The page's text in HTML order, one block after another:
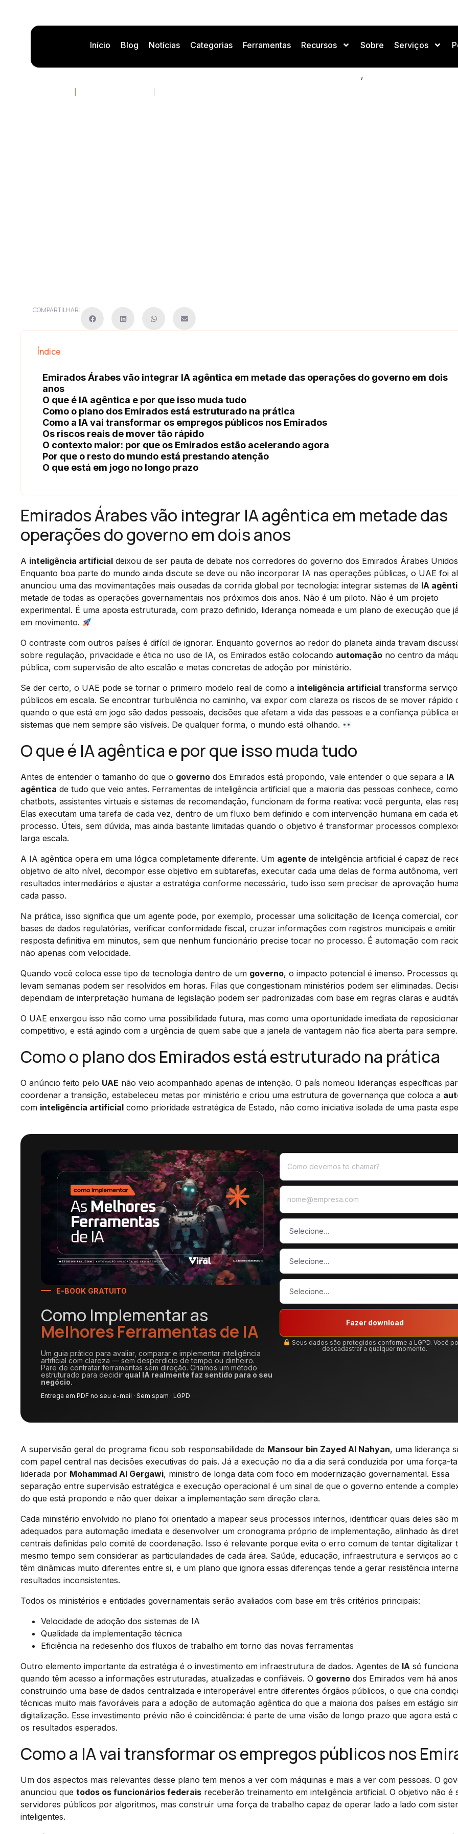
Início Blog Notícias Categorias Ferramentas Recursos Sobre Serviços
Automação com IA no Governo dos
,
COMPARTILHAR:
Índice
Emirados Árabes vão integrar IA agêntica em metade das operações do governo em dois
anos
O que é IA agêntica e por que isso muda tudo
Como o plano dos Emirados está estruturado na prática
Como a IA vai transformar os empregos públicos nos Emirados
Os riscos reais de mover tão rápido
O contexto maior: por que os Emirados estão acelerando agora
Por que o resto do mundo está prestando atenção
O que está em jogo no longo prazo
Emirados Árabes vão integrar IA agêntica em metade das
operações do governo em dois anos
A inteligência artificial deixou de ser pauta de debate nos corredores do governo dos Emirados Árabes
Enquanto boa parte do mundo ainda discute se deve ou não incorporar IA nas operações públicas, o UAE foi
anunciou uma das movimentações mais ousadas da corrida global por tecnologia: integrar sistemas de IA
metade de todas as operações governamentais nos próximos dois anos. Não é um piloto. Não é um projeto
experimental. É uma aposta estruturada, com prazo definido, liderança nomeada e um plano de execução que
em movimento.
O contraste com outros países é difícil de ignorar. Enquanto governos ao redor do planeta ainda travam
sobre regulação, privacidade e ética no uso de IA, os Emirados estão colocando automação no centro da
pública, com supervisão de alto escalão e metas concretas de adoção por ministério.
Se der certo, o UAE pode se tornar o primeiro modelo real de como a inteligência artificial transforma
públicos em escala. Se encontrar turbulência no caminho, vai expor com clareza os riscos de se mover rápido
quando o que está em jogo são dados pessoais, decisões que afetam a vida das pessoas e a confiança pública
sistemas que nem sempre são visíveis. De qualquer forma, o mundo está olhando.
O que é IA agêntica e por que isso muda tudo
Antes de entender o tamanho do que o governo dos Emirados está propondo, vale entender o que separa a IA
agêntica de tudo que veio antes. Ferramentas de inteligência artificial que a maioria das pessoas conhece, como
chatbots, assistentes virtuais e sistemas de recomendação, funcionam de forma reativa: você pergunta, elas
Elas executam uma tarefa de cada vez, dentro de um fluxo bem definido e com intervenção humana em cada
processo. Úteis, sem dúvida, mas ainda bastante limitadas quando o objetivo é transformar processos
larga escala.
A IA agêntica opera em uma lógica completamente diferente. Um agente de inteligência artificial é capaz de
objetivo de alto nível, decompor esse objetivo em subtarefas, executar cada uma delas de forma autônoma,
resultados intermediários e ajustar a estratégia conforme necessário, tudo isso sem precisar de aprovação
cada passo.
Na prática, isso significa que um agente pode, por exemplo, processar uma solicitação de licença comercial,
bases de dados regulatórias, verificar conformidade fiscal, cruzar informações com registros municipais e emitir
resposta definitiva em minutos, sem que nenhum funcionário precise tocar no processo. É automação com
não apenas com velocidade.
Quando você coloca esse tipo de tecnologia dentro de um governo, o impacto potencial é imenso. Processos
levam semanas podem ser resolvidos em horas. Filas que congestionam ministérios podem ser eliminadas.
dependiam de interpretação humana de legislação podem ser padronizadas com base em regras claras e
O UAE enxergou isso não como uma possibilidade futura, mas como uma oportunidade imediata de
competitivo, e está agindo com a urgência de quem sabe que a janela de vantagem não fica aberta para sempre.
Como o plano dos Emirados está estruturado na prática
O anúncio feito pelo UAE não veio acompanhado apenas de intenção. O país nomeou lideranças específicas
coordenar a transição, estabeleceu metas por ministério e criou uma estrutura de governança que coloca a
com inteligência artificial como prioridade estratégica de Estado, não como iniciativa isolada de uma pasta
E-BOOK GRATUITO
Como Implementar as
Melhores Ferramentas de IA
Um guia prático para avaliar, comparar e implementar inteligência
artificial com clareza — sem desperdício de tempo ou dinheiro.
Pare de contratar ferramentas sem direção. Criamos um método
estruturado para decidir qual IA realmente faz sentido para o seu
negócio.
Entrega em PDF no seu e-mail · Sem spam · LGPD
Fazer download
Seus dados são protegidos conforme a LGPD. Você
descadastrar a qualquer momento.
A supervisão geral do programa ficou sob responsabilidade de Mansour bin Zayed Al Nahyan, uma liderança
com papel central nas decisões executivas do país. Já a execução no dia a dia será conduzida por uma força-
liderada por Mohammad Al Gergawi, ministro de longa data com foco em modernização governamental. Essa
separação entre supervisão estratégica e execução operacional é um sinal de que o governo entende a
do que está propondo e não quer deixar a implementação sem direção clara.
Cada ministério envolvido no plano foi orientado a mapear seus processos internos, identificar quais deles são
adequados para automação imediata e desenvolver um cronograma próprio de implementação, alinhado às
centrais definidas pelo comitê de coordenação. Isso é relevante porque evita o erro comum de tentar digitalizar
mesmo tempo sem considerar as particularidades de cada área. Saúde, educação, infraestrutura e serviços ao
têm dinâmicas muito diferentes entre si, e um plano que ignora essas diferenças tende a gerar resistência
resultados inconsistentes.
Todos os ministérios e entidades governamentais serão avaliados com base em três critérios principais:
Velocidade de adoção dos sistemas de IA
Qualidade da implementação técnica
Eficiência na redesenho dos fluxos de trabalho em torno das novas ferramentas
Outro elemento importante da estratégia é o investimento em infraestrutura de dados. Agentes de IA só
quando têm acesso a informações estruturadas, atualizadas e confiáveis. O governo dos Emirados vem há anos
construindo uma base de dados centralizada e interoperável entre diferentes órgãos públicos, o que cria
técnicas muito mais favoráveis para a adoção de automação agêntica do que a maioria dos países em estágio
digitalização. Esse investimento prévio não é coincidência: é parte de uma visão de longo prazo que agora está
os resultados esperados.
Como a IA vai transformar os empregos públicos nos
Um dos aspectos mais relevantes desse plano tem menos a ver com máquinas e mais a ver com pessoas. O
anunciou que todos os funcionários federais receberão treinamento em inteligência artificial. O objetivo não é
servidores públicos por algoritmos, mas construir uma força de trabalho capaz de operar lado a lado com
inteligentes.